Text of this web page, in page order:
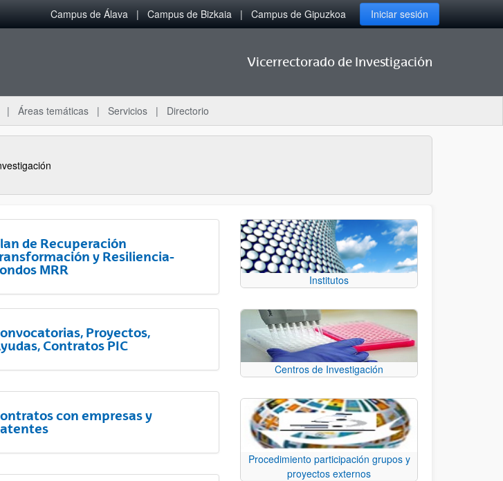
Campus de Álava Campus de Bizkaia Campus de Gipuzkoa Iniciar sesión
Vicerrectorado de Investigación
Áreas temáticas Servicios Directorio
de Recuperación
y Resiliencia-
MRR
Proyectos,
Contratos PIC
con empresas y
Institutos
Centros de Investigación
Procedimiento participación grupos y
proyectos externos